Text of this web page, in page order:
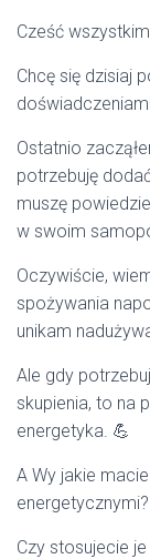
Cześć
Chcę się dzisiaj
Ostatnio
potrzebuję
muszę
w swoim
Oczywiście,
spożywania
unikam
Ale gdy
skupienia, to na
energetyka. 💪
A Wy jakie
Czy stosujecie